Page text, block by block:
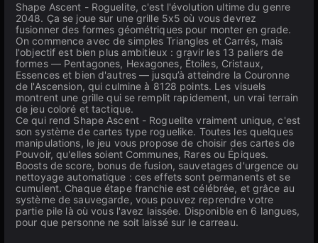
Shape Ascent - Roguelite, c'est l'évolution ultime du genre
2048. Ça se joue sur une grille 5x5 où vous devrez
fusionner des formes géométriques pour monter en grade.
On commence avec de simples Triangles et Carrés, mais
l'objectif est bien plus ambitieux : gravir les 13 paliers de
formes — Pentagones, Hexagones, Étoiles, Cristaux,
Essences et bien d'autres — jusqu’à atteindre la Couronne
de l'Ascension, qui culmine à 8128 points. Les visuels
montrent une grille qui se remplit rapidement, un vrai terrain
de jeu coloré et tactique.
Ce qui rend Shape Ascent - Roguelite vraiment unique, c'est
son système de cartes type roguelike. Toutes les quelques
manipulations, le jeu vous propose de choisir des cartes de
Pouvoir, qu'elles soient Communes, Rares ou Épiques.
Boosts de score, bonus de fusion, sauvetages d'urgence ou
nettoyage automatique : ces effets sont permanents et se
cumulent. Chaque étape franchie est célébrée, et grâce au
système de sauvegarde, vous pouvez reprendre votre
partie pile là où vous l'avez laissée. Disponible en 6 langues,
pour que personne ne soit laissé sur le carreau.